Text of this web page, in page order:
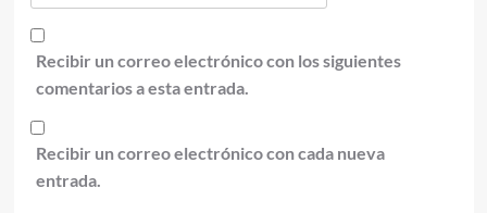
Recibir un correo electrónico con los siguientes
comentarios a esta entrada.
Recibir un correo electrónico con cada nueva
entrada.